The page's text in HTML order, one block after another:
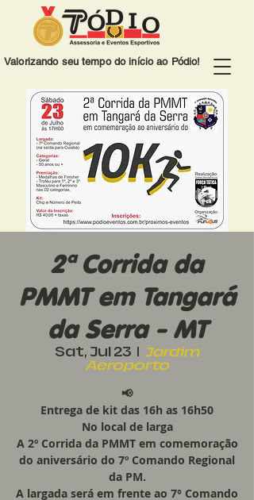
Valorizando seu tempo do início ao Pódio!
2ª Corrida da
PMMT em Tangará
da Serra - MT
Sat, Jul 23
  |
Jardim
Aeroporto
📢
Entrega de kit das 16h as 16h50
No local de larga
A 2º Corrida da PMMT em comemoração
do aniversário do 7º Comando Regional
da PM.
A largada será em frente ao 7° Comando